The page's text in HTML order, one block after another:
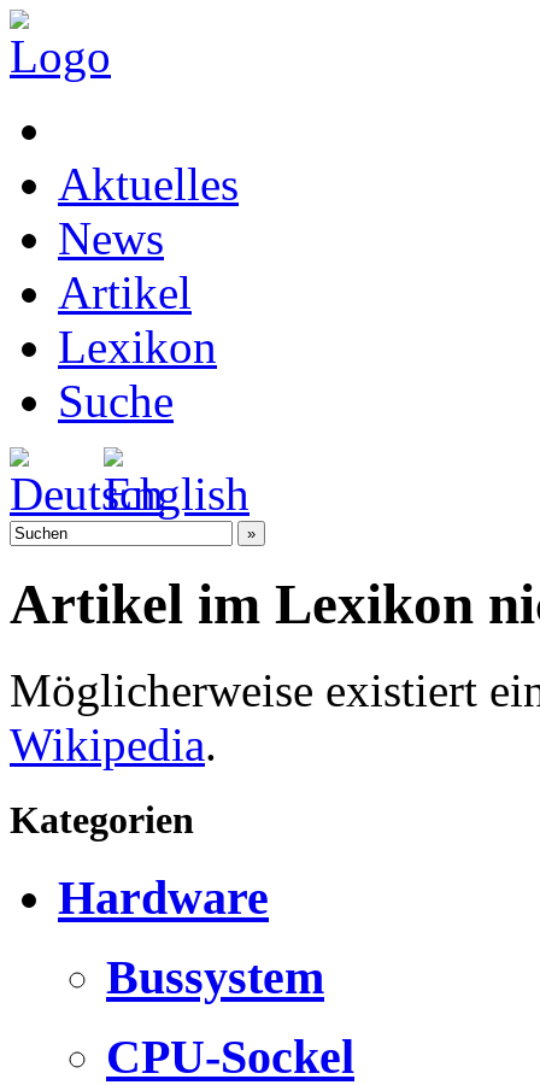
Aktuelles
News
Artikel
Lexikon
Suche
Artikel im Lexikon
Möglicherweise existiert
Wikipedia.
Kategorien
Hardware
Bussystem
CPU-Sockel